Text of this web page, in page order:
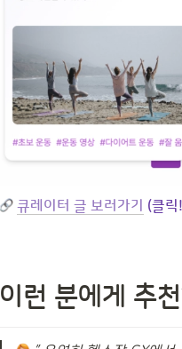
큐레이터 글 보러가기 (클릭
이런 분에게 추